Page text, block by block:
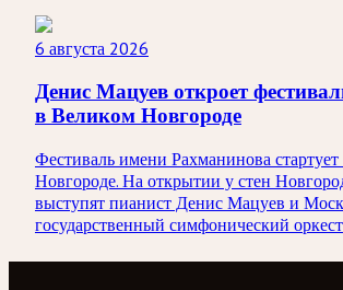
6 августа 2026
Денис Мацуев откроет
в Великом Новгороде
Фестиваль имени Рахманинова
Новгороде. На открытии у стен
выступят пианист Денис Мацуев и
государственный симфонический